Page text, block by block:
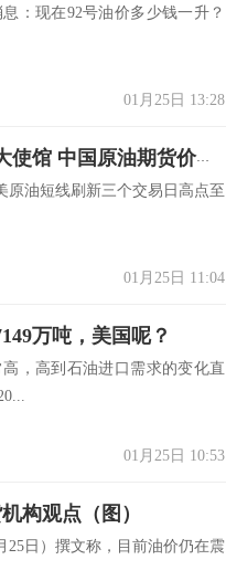
：现在92号油价多少钱一升？
01月25日 13:28
冲突加剧！委内瑞拉关闭驻美大使馆 中国原油期货价格短线上涨
原油短线刷新三个交易日高点至
01月25日 11:04
万吨，美国呢？
，高到石油进口需求的变化直
01月25日 10:53
构观点（图）
25日）撰文称，目前油价仍在震